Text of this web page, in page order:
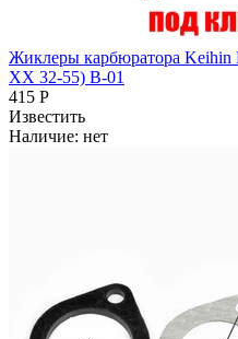
Жиклеры карбюратора
ХХ 32-55) B-01
415 Р
Известить
Наличие: нет